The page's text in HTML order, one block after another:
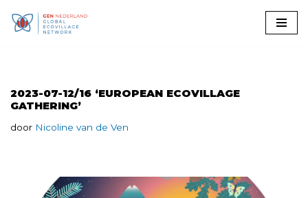
2023-07-12/16 ‘EUROPEAN ECOVILLAGE
GATHERING’
door Nicoline van de Ven